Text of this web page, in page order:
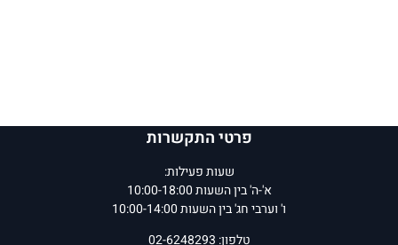
פרטי התקשרות
שעות פעילות:
א'-ה' בין השעות 10:00-18:00
ו' וערבי חג' בין השעות 10:00-14:00
טלפון: 02-6248293